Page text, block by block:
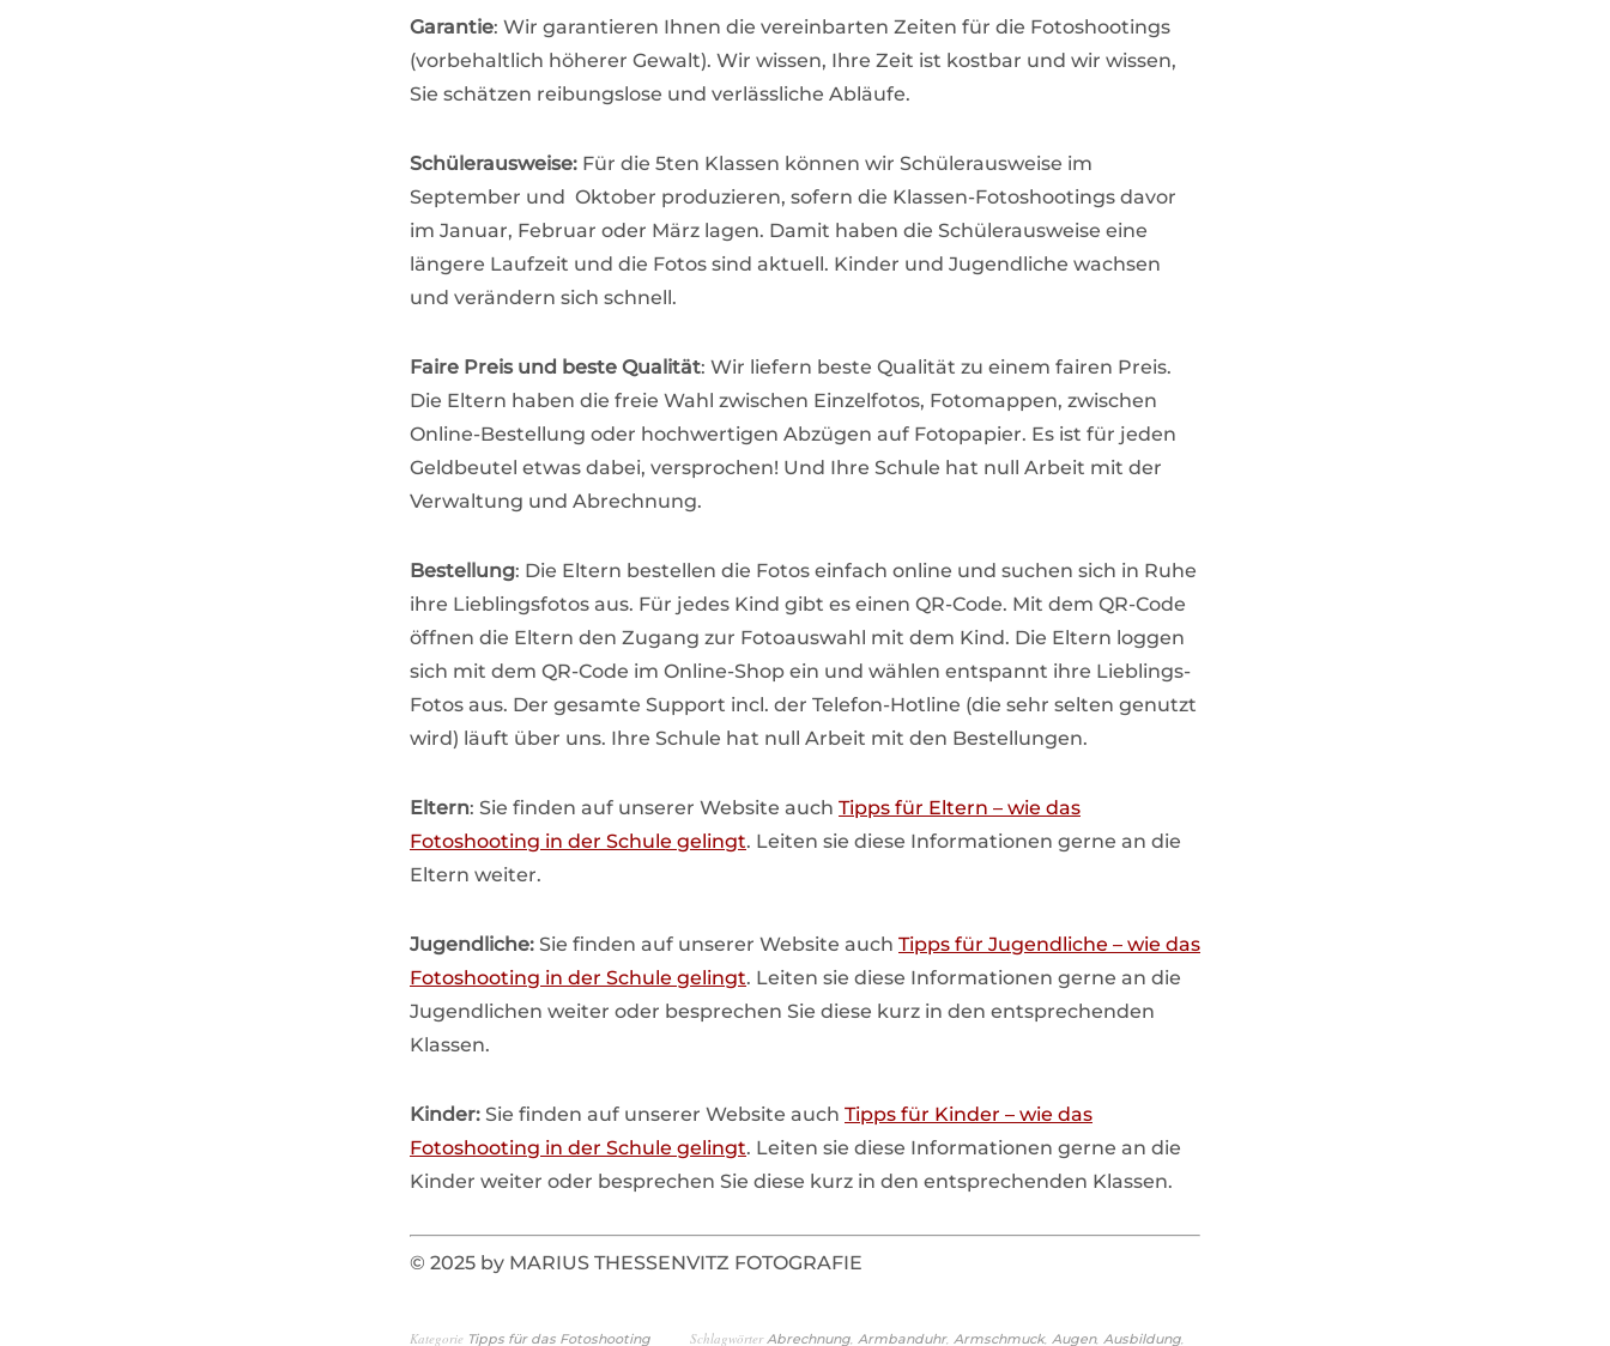
Garantie: Wir garantieren Ihnen die vereinbarten Zeiten für die Fotoshootings
(vorbehaltlich höherer Gewalt). Wir wissen, Ihre Zeit ist kostbar und wir wissen,
Sie schätzen reibungslose und verlässliche Abläufe.
Schülerausweise: Für die 5ten Klassen können wir Schülerausweise im
September und Oktober produzieren, sofern die Klassen-Fotoshootings davor
im Januar, Februar oder März lagen. Damit haben die Schülerausweise eine
längere Laufzeit und die Fotos sind aktuell. Kinder und Jugendliche wachsen
und verändern sich schnell.
Faire Preis und beste Qualität: Wir liefern beste Qualität zu einem fairen Preis.
Die Eltern haben die freie Wahl zwischen Einzelfotos, Fotomappen, zwischen
Online-Bestellung oder hochwertigen Abzügen auf Fotopapier. Es ist für jeden
Geldbeutel etwas dabei, versprochen! Und Ihre Schule hat null Arbeit mit der
Verwaltung und Abrechnung.
Bestellung: Die Eltern bestellen die Fotos einfach online und suchen sich in Ruhe
ihre Lieblingsfotos aus. Für jedes Kind gibt es einen QR-Code. Mit dem QR-Code
öffnen die Eltern den Zugang zur Fotoauswahl mit dem Kind. Die Eltern loggen
sich mit dem QR-Code im Online-Shop ein und wählen entspannt ihre Lieblings-
Fotos aus. Der gesamte Support incl. der Telefon-Hotline (die sehr selten genutzt
wird) läuft über uns. Ihre Schule hat null Arbeit mit den Bestellungen.
Eltern: Sie finden auf unserer Website auch Tipps für Eltern – wie das
Fotoshooting in der Schule gelingt. Leiten sie diese Informationen gerne an die
Eltern weiter.
Jugendliche: Sie finden auf unserer Website auch Tipps für Jugendliche – wie das
Fotoshooting in der Schule gelingt. Leiten sie diese Informationen gerne an die
Jugendlichen weiter oder besprechen Sie diese kurz in den entsprechenden
Klassen.
Kinder: Sie finden auf unserer Website auch Tipps für Kinder – wie das
Fotoshooting in der Schule gelingt. Leiten sie diese Informationen gerne an die
Kinder weiter oder besprechen Sie diese kurz in den entsprechenden Klassen.
© 2025 by MARIUS THESSENVITZ FOTOGRAFIE
Kategorie Tipps für das Fotoshooting SchlagwörterAbrechnung, Armbanduhr, Armschmuck, Augen, Ausbildung,